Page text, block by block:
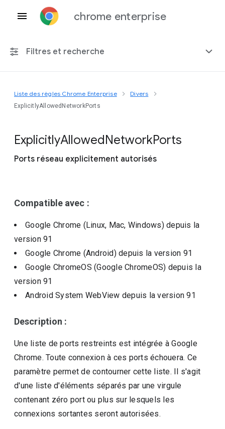
chrome enterprise
Filtres et recherche
Toute plate-forme
Liste des règles Chrome Enterprise Divers
ExplicitlyAllowedNetworkPorts
ExplicitlyAllowedNetworkPorts
Ports réseau explicitement autorisés
Compatible avec :
Google Chrome (Linux, Mac, Windows)depuis la
version91
Google Chrome (Android)depuis la version 91
Google ChromeOS (Google ChromeOS) depuis la
version91
Android System WebView depuis la version91
Description :
Une liste de ports restreints est intégrée à Google
Chrome. Toute connexion à ces ports échouera. Ce
paramètre permet de contourner cette liste. Il s'agit
d'une liste d'éléments séparés par une virgule
contenant zéro port ou plus sur lesquels les
connexions sortantes seront autorisées.